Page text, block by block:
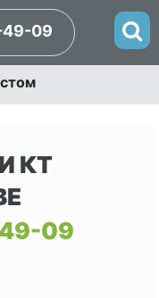
09
КТ
09